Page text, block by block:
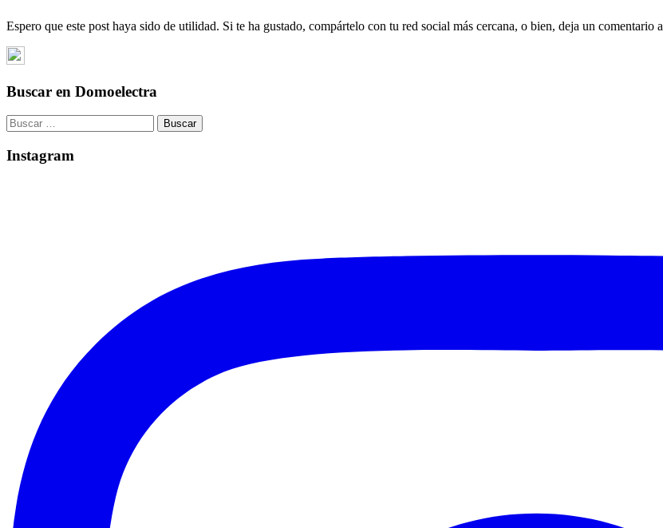
Espero que este post haya sido de utilidad. Si te ha gustado, compártelo con tu red social más cercana, o bien, deja un
Buscar en Domoelectra
Buscar:
Instagram